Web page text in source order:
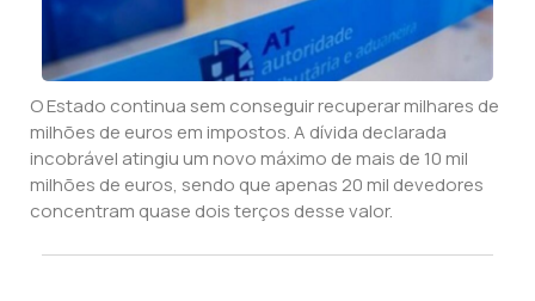
O Estado continua sem conseguir recuperar milhares de
milhões de euros em impostos. A dívida declarada
incobrável atingiu um novo máximo de mais de 10 mil
milhões de euros, sendo que apenas 20 mil devedores
concentram quase dois terços desse valor.